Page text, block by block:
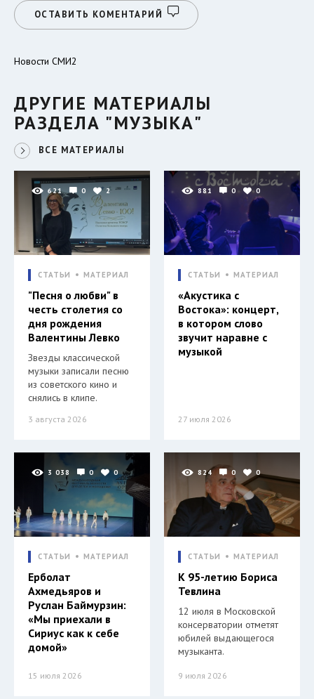
ОСТАВИТЬ КОМЕНТАРИЙ
Новости СМИ2
ДРУГИЕ МАТЕРИАЛЫ
РАЗДЕЛА "МУЗЫКА"
ВСЕ МАТЕРИАЛЫ
621 0 2
СТАТЬИ МАТЕРИАЛ
"Песня о любви" в
честь столетия со
дня рождения
Валентины Левко
Звезды классической
музыки записали песню
из советского кино и
снялись в клипе.
3 августа 2026
881 0 0
СТАТЬИ МАТЕРИАЛ
«Акустика с
Востока»: концерт,
в котором слово
звучит наравне с
музыкой
27 июля 2026
3 038 0 0
СТАТЬИ МАТЕРИАЛ
Ерболат
Ахмедьяров и
Руслан Баймурзин:
«Мы приехали в
Сириус как к себе
домой»
15 июля 2026
824 0 0
СТАТЬИ МАТЕРИАЛ
К 95-летию Бориса
Тевлина
12 июля в Московской
консерватории отметят
юбилей выдающегося
музыканта.
9 июля 2026